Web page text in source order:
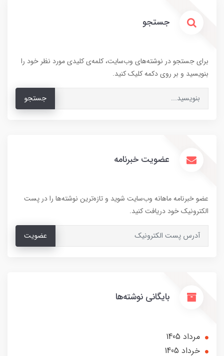
جستجو
برای جستجو در نوشته‌های وب‌سایت، کلمه‌ی کلیدی مورد نظر خود را
بنویسید و بر روی دکمه کلیک کنید.
جستجو
عضویت خبرنامه
عضو خبرنامه ماهانه وب‌سایت شوید و تازه‌ترین نوشته‌ها را در پست
الکترونیک خود دریافت کنید.
عضویت
بایگانی نوشته‌ها
مرداد 1405
خرداد 1405